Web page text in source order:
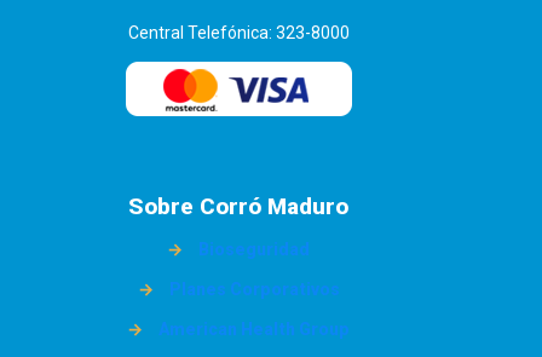
Central Telefónica: 323-8000
Sobre Corró Maduro
→ Bioseguridad
→ Planes Corporativos
→ American Health Group